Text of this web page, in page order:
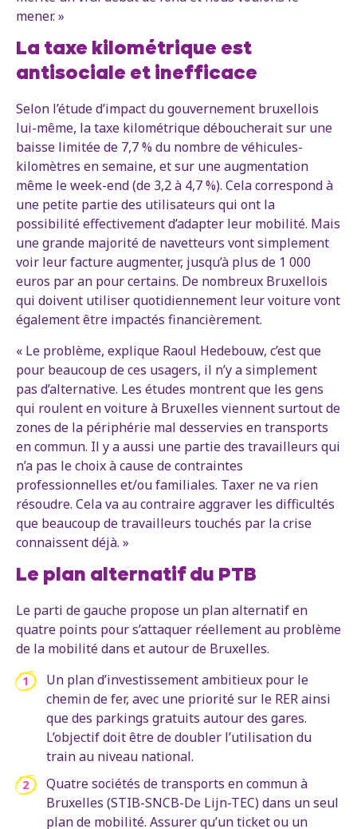
mener. »
La taxe kilométrique est
antisociale et inefficace
Selon l’étude d’impact du gouvernement bruxellois
lui-même, la taxe kilométrique déboucherait sur une
baisse limitée de 7,7 % du nombre de véhicules-
kilomètres en semaine, et sur une augmentation
même le week-end (de 3,2 à 4,7 %). Cela correspond à
une petite partie des utilisateurs qui ont la
possibilité effectivement d’adapter leur mobilité. Mais
une grande majorité de navetteurs vont simplement
voir leur facture augmenter, jusqu’à plus de 1 000
euros par an pour certains. De nombreux Bruxellois
qui doivent utiliser quotidiennement leur voiture vont
également être impactés financièrement.
« Le problème, explique Raoul Hedebouw, c’est que
pour beaucoup de ces usagers, il n’y a simplement
pas d’alternative. Les études montrent que les gens
qui roulent en voiture à Bruxelles viennent surtout de
zones de la périphérie mal desservies en transports
en commun. Il y a aussi une partie des travailleurs qui
n’a pas le choix à cause de contraintes
professionnelles et/ou familiales. Taxer ne va rien
résoudre. Cela va au contraire aggraver les difficultés
que beaucoup de travailleurs touchés par la crise
connaissent déjà. »
Le plan alternatif du PTB
Le parti de gauche propose un plan alternatif en
quatre points pour s’attaquer réellement au problème
de la mobilité dans et autour de Bruxelles.
Un plan d’investissement ambitieux pour le
chemin de fer, avec une priorité sur le RER ainsi
que des parkings gratuits autour des gares.
L’objectif doit être de doubler l’utilisation du
train au niveau national.
Quatre sociétés de transports en commun à
Bruxelles (STIB-SNCB-De Lijn-TEC) dans un seul
plan de mobilité. Assurer qu’un ticket ou un